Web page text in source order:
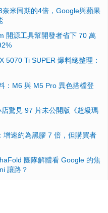
米同期的4倍，Google與蘋果
開源工具幫開發者省下 70 萬
5070 Ti SUPER 爆料總整理：
：M6 與 M5 Pro 異色搭檔登
驚見 97 片未公開版《超級瑪
增速約為黑膠 7 倍，但購買者
團隊解體看 Google 的焦
讓路？